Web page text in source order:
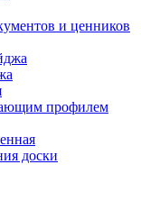
и ценников
профилем
доски